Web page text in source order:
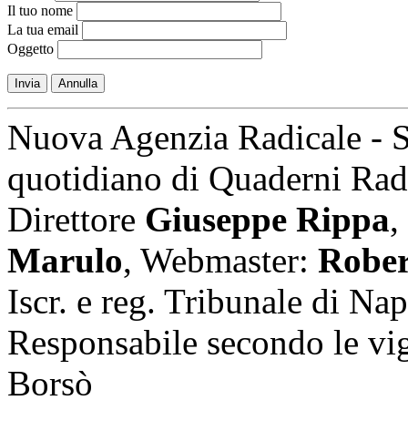
Il tuo nome
La tua email
Oggetto
Invia Annulla
Nuova Agenzia Radicale -
quotidiano di Quaderni
Direttore Giuseppe Rippa,
Marulo, Webmaster:
Iscr. e reg. Tribunale di
Responsabile secondo le
Borsò